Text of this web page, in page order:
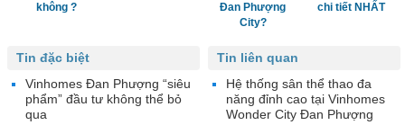
không ?
Đan Phượng
City?
chi tiết NHẤT
Tin liên quan
Hệ thống sân thể thao đa
năng đỉnh cao tại Vinhomes
Wonder City Đan Phượng
Tin đặc biệt
Vinhomes Đan Phượng “siêu
phẩm” đầu tư không thể bỏ
qua